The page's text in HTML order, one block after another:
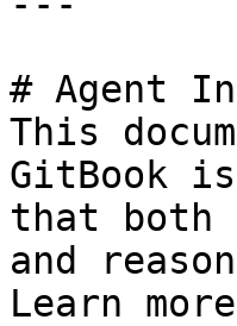
# Agent
This
GitBook
that both
and
Learn